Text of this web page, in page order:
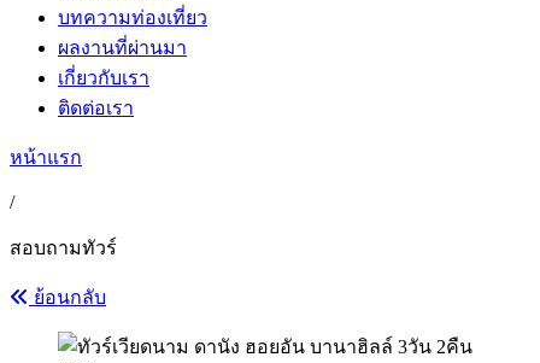
บทความท่องเที่ยว
ผลงานที่ผ่านมา
เกี่ยวกับเรา
ติดต่อเรา
หน้าแรก
/
สอบถามทัวร์
ย้อนกลับ